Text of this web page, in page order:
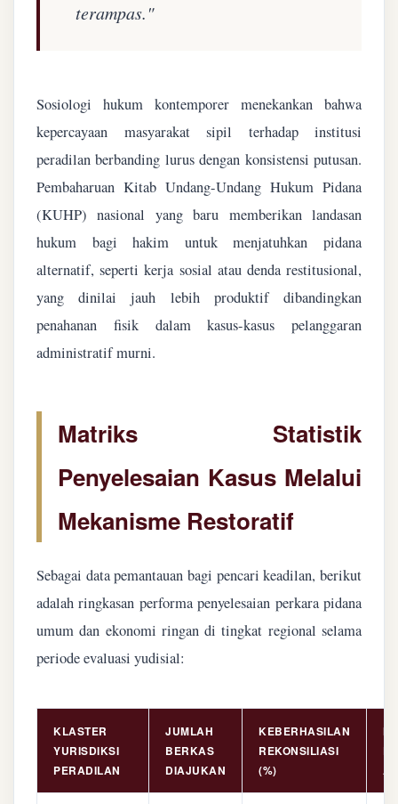
terampas."
Sosiologi hukum kontemporer menekankan bahwa
kepercayaan masyarakat sipil terhadap institusi
peradilan berbanding lurus dengan konsistensi putusan.
Pembaharuan Kitab Undang-Undang Hukum Pidana
(KUHP) nasional yang baru memberikan landasan
hukum bagi hakim untuk menjatuhkan pidana
alternatif, seperti kerja sosial atau denda restitusional,
yang dinilai jauh lebih produktif dibandingkan
penahanan fisik dalam kasus-kasus pelanggaran
administratif murni.
Matriks Statistik
Penyelesaian Kasus Melalui
Mekanisme Restoratif
Sebagai data pemantauan bagi pencari keadilan, berikut
adalah ringkasan performa penyelesaian perkara pidana
umum dan ekonomi ringan di tingkat regional selama
periode evaluasi yudisial:
KLASTER
YURISDIKSI
PERADILAN
JUMLAH
BERKAS
DIAJUKAN
KEBERHASILAN
REKONSILIASI
(%)